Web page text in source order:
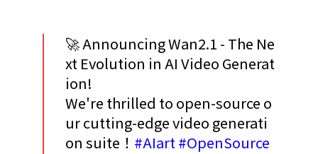
🚀 Announcing Wan2.1 - The Ne
xt Evolution in AI Video Generat
ion!
We're thrilled to open-source o
ur cutting-edge video generati
on suite！ #AIart#OpenSource